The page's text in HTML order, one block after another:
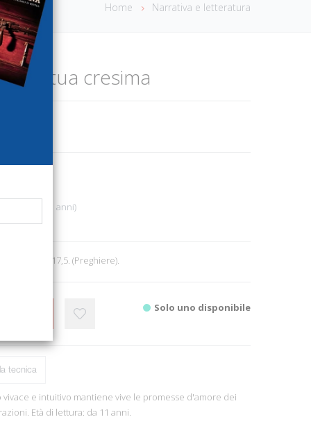
Home Narrativa e letteratura
la tua cresima
(6-13 anni)
ill., cm 14x17,5. (Preghiere).
Solo uno disponibile
tecnica
e intuitivo mantiene vive le promesse d'amore dei
Età di lettura: da 11 anni.